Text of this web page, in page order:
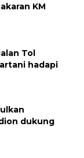
KM
Tol
hadapi
dukung